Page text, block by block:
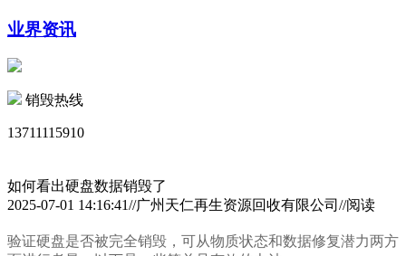
业界资讯
销毁热线
13711115910
如何看出硬盘数据销毁了
2025-07-01 14:16:41//广州天仁再生资源回收有限公司//阅读
验证硬盘是否被完全销毁，可从物质状态和数据修复潜力两方